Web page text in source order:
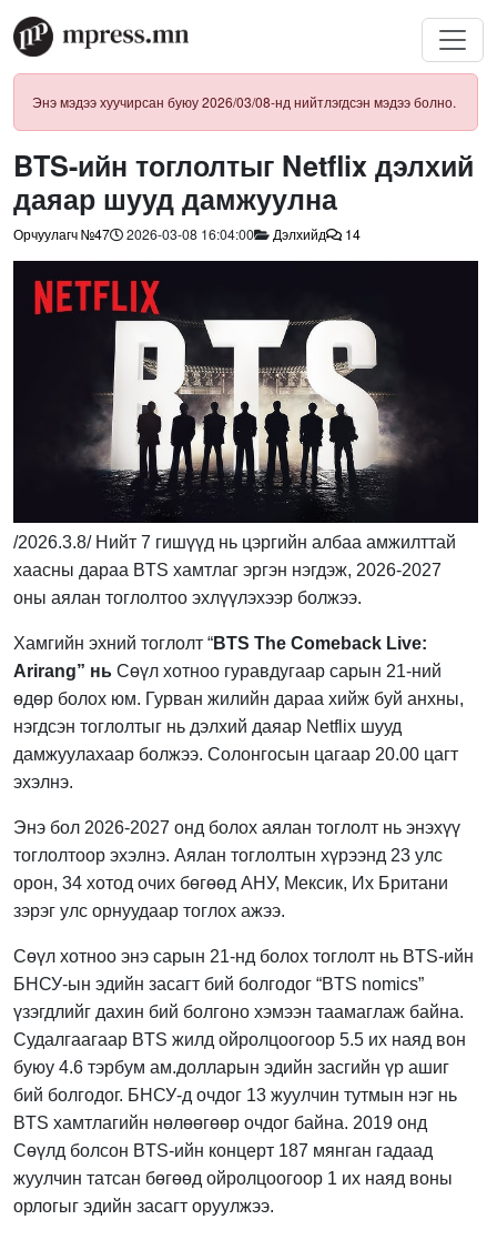
Энэ мэдээ хуучирсан буюу 2026/03/08-нд нийтлэгдсэн мэдээ болно.
BTS-ийн тоглолтыг Netflix дэлхий
даяар шууд дамжуулна
Орчуулагч №47 2026-03-08 16:04:00 Дэлхийд 14
/2026.3.8/ Нийт 7 гишүүд нь цэргийн албаа амжилттай
хаасны дараа BTS хамтлаг эргэн нэгдэж, 2026-2027
оны аялан тоглолтоо эхлүүлэхээр болжээ.
Хамгийн эхний тоглолт “BTS The Comeback Live:
Arirang” нь Сөүл хотноо гуравдугаар сарын 21-ний
өдөр болох юм. Гурван жилийн дараа хийж буй анхны,
нэгдсэн тоглолтыг нь дэлхий даяар Netflix шууд
дамжуулахаар болжээ. Солонгосын цагаар 20.00 цагт
эхэлнэ.
Энэ бол 2026-2027 онд болох аялан тоглолт нь энэхүү
тоглолтоор эхэлнэ. Аялан тоглолтын хүрээнд 23 улс
орон, 34 хотод очих бөгөөд АНУ, Мексик, Их Британи
зэрэг улс орнуудаар тоглох ажээ.
Сөүл хотноо энэ сарын 21-нд болох тоглолт нь BTS-ийн
БНСУ-ын эдийн засагт бий болгодог “BTS nomics”
үзэгдлийг дахин бий болгоно хэмээн таамаглаж байна.
Судалгаагаар BTS жилд ойролцоогоор 5.5 их наяд вон
буюу 4.6 тэрбум ам.долларын эдийн засгийн үр ашиг
бий болгодог. БНСУ-д очдог 13 жуулчин тутмын нэг нь
BTS хамтлагийн нөлөөгөөр очдог байна. 2019 онд
Сөүлд болсон BTS-ийн концерт 187 мянган гадаад
жуулчин татсан бөгөөд ойролцоогоор 1 их наяд воны
орлогыг эдийн засагт оруулжээ.